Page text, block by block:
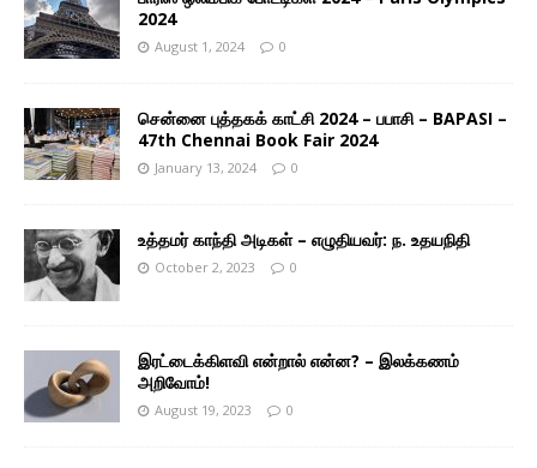
2024
August 1, 2024 0
சென்னை புத்தகக் காட்சி 2024 – பபாசி – BAPASI –
47th Chennai Book Fair 2024
January 13, 2024 0
உத்தமர் காந்தி அடிகள் – எழுதியவர்: ந. உதயநிதி
October 2, 2023 0
இரட்டைக்கிளவி என்றால் என்ன? – இலக்கணம்
அறிவோம்!
August 19, 2023 0